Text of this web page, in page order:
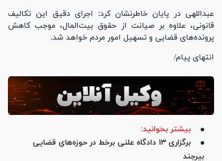
عبداللهی در پایان خاطرنشان کرد: اجرای دقیق این تکالیف
قانونی، علاوه بر صیانت از حقوق بیت‌المال، موجب کاهش
پرونده‌های قضایی و تسهیل امور مردم خواهد شد.
انتهای پیام/
بیشتر بخوانید:
برگزاری ۱۳ دادگاه علنی برخط در حوزه‌های قضایی
بیرجند